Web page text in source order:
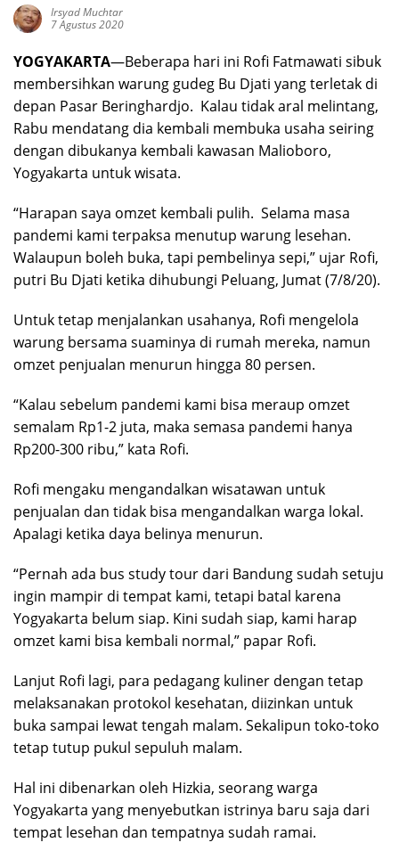
Irsyad Muchtar
7 Agustus 2020
YOGYAKARTA—Beberapa hari ini Rofi Fatmawati sibuk
membersihkan warung gudeg Bu Djati yang terletak di
depan Pasar Beringhardjo. Kalau tidak aral melintang,
Rabu mendatang dia kembali membuka usaha seiring
dengan dibukanya kembali kawasan Malioboro,
Yogyakarta untuk wisata.
“Harapan saya omzet kembali pulih. Selama masa
pandemi kami terpaksa menutup warung lesehan.
Walaupun boleh buka, tapi pembelinya sepi,” ujar Rofi,
putri Bu Djati ketika dihubungi Peluang, Jumat (7/8/20).
Untuk tetap menjalankan usahanya, Rofi mengelola
warung bersama suaminya di rumah mereka, namun
omzet penjualan menurun hingga 80 persen.
“Kalau sebelum pandemi kami bisa meraup omzet
semalam Rp1-2 juta, maka semasa pandemi hanya
Rp200-300 ribu,” kata Rofi.
Rofi mengaku mengandalkan wisatawan untuk
penjualan dan tidak bisa mengandalkan warga lokal.
Apalagi ketika daya belinya menurun.
“Pernah ada bus study tour dari Bandung sudah setuju
ingin mampir di tempat kami, tetapi batal karena
Yogyakarta belum siap. Kini sudah siap, kami harap
omzet kami bisa kembali normal,” papar Rofi.
Lanjut Rofi lagi, para pedagang kuliner dengan tetap
melaksanakan protokol kesehatan, diizinkan untuk
buka sampai lewat tengah malam. Sekalipun toko-toko
tetap tutup pukul sepuluh malam.
Hal ini dibenarkan oleh Hizkia, seorang warga
Yogyakarta yang menyebutkan istrinya baru saja dari
tempat lesehan dan tempatnya sudah ramai.